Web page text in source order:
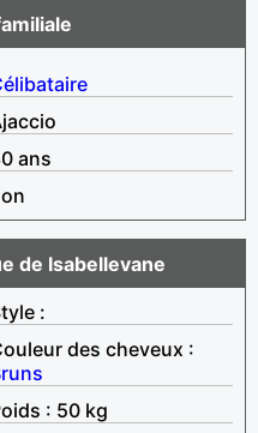
ans
de Isabellevane
:
des cheveux :
: 50 kg